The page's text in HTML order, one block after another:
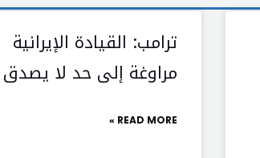
ترامب: القيادة الإيرانية
مراوغة إلى حد لا يصدق
READ MORE »